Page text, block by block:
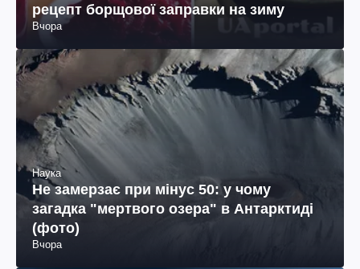
рецепт борщової заправки на зиму
Вчора
Наука
Не замерзає при мінус 50: у чому
загадка "мертвого озера" в Антарктиді
(фото)
Вчора